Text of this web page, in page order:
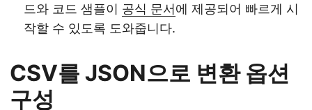
드와 코드 샘플이 공식 문서에 제공되어 빠르게 시
작할 수 있도록 도와줍니다.
CSV를 JSON으로 변환 옵션
구성